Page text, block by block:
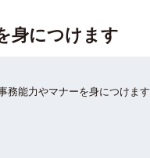
身につけます
務能力やマナーを身につけま